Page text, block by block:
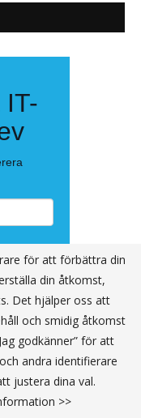
för att förbättra din
din åtkomst,
Det hjälper oss att
och smidig åtkomst
godkänner” för att
andra identifierare
justera dina val.
>>